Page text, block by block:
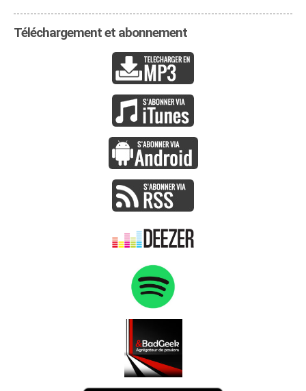
Téléchargement et abonnement